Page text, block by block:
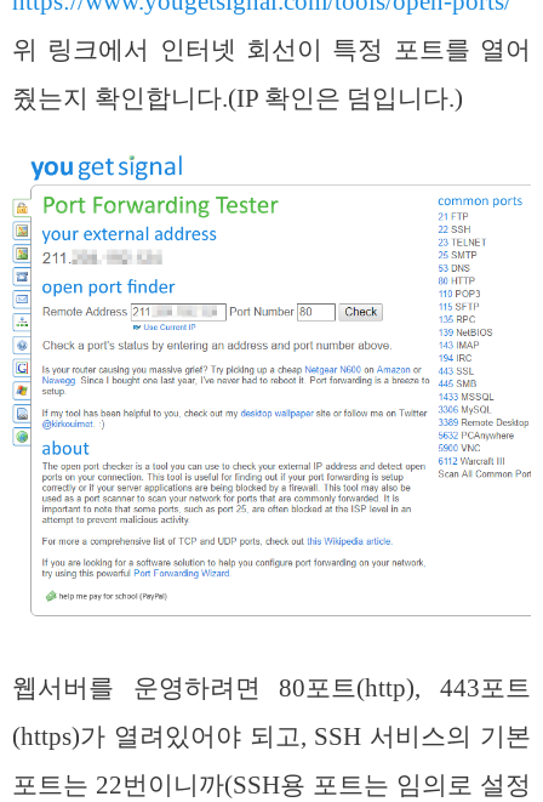
위 링크에서 인터넷 회선이 특정 포트를 열어
줬는지 확인합니다.(IP 확인은 덤입니다.)
웹서버를 운영하려면 80포트(http), 443포트
(https)가 열려있어야 되고, SSH 서비스의 기본
포트는 22번이니까(SSH용 포트는 임의로 설정